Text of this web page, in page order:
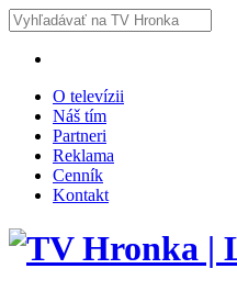
O televízii
Náš tím
Partneri
Reklama
Cenník
Kontakt